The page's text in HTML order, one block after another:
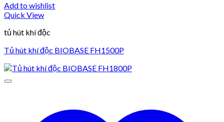
Add to wishlist
Quick View
tủ hút khí độc
Tủ hút khí độc BIOBASE FH1500P